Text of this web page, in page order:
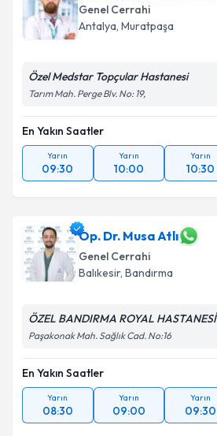
Genel Cerrahi
Antalya, Muratpaşa
Özel Medstar Topçular Hastanesi
Tarım Mah. Perge Blv. No: 19,
En Yakın Saatler
Yarın
09:30
Yarın
10:00
Yarın
10:30
Op. Dr. Musa Atlı
Genel Cerrahi
Balıkesir, Bandırma
ÖZEL BANDIRMA ROYAL HASTANESİ
Paşakonak Mah. Sağlık Cad. No:16
En Yakın Saatler
Yarın
08:30
Yarın
09:00
Yarın
09:30